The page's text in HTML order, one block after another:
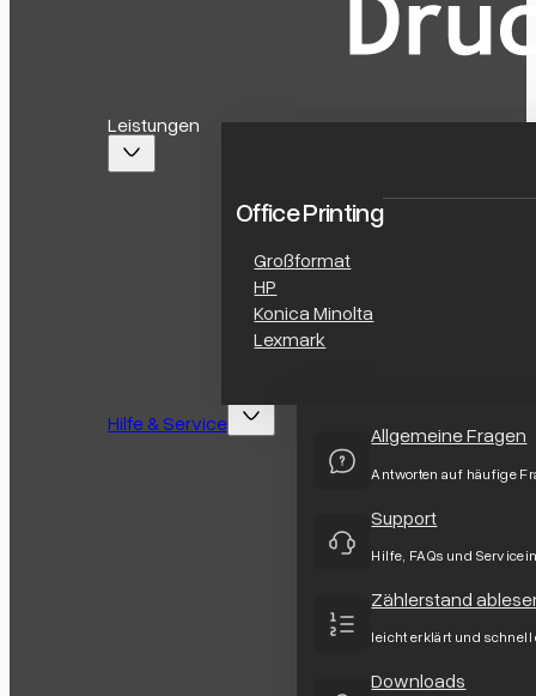
Leistungen
Office Printing
Großformat
HP
Konica Minolta
Lexmark
Hilfe & Service Allgemeine Fragen
Antworten auf häufige
Support
Hilfe, FAQs und
Zählerstand
leicht erklärt und schnell
Downloads